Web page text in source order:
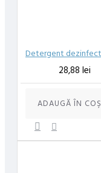
28,88 lei
ADAUGĂ ÎN COŞ